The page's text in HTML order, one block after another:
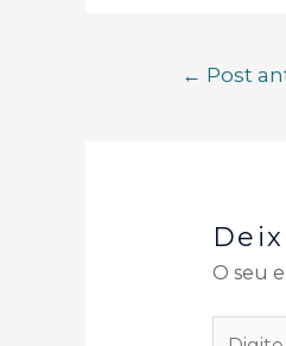
← Post
O seu